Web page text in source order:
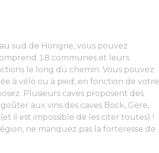
sud de Hongrie, vous pouvez
18 communes et leurs
le long du chemin. Vous pouvez
à vélo ou à pied, en fonction de votre
Plusieurs caves proposent des
aux vins des caves Bock, Gere,
il est impossible de les citer toutes) !
ne manquez pas la forteresse de